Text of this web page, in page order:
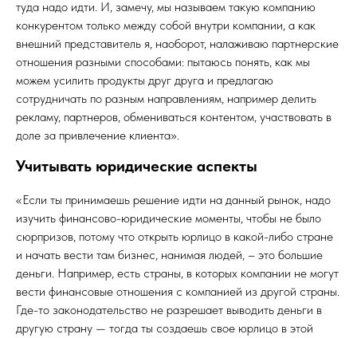
туда надо идти. И, замечу, мы называем такую компанию
конкурентом только между собой внутри компании, а как
внешний представитель я, наоборот, налаживаю партнерские
отношения разными способами: пытаюсь понять, как мы
можем усилить продукты друг друга и предлагаю
сотрудничать по разным направлениям, например делить
рекламу, партнеров, обмениваться контентом, участвовать в
доле за привлечение клиента».
Учитывать юридические аспекты
«Если ты принимаешь решение идти на данный рынок, надо
изучить финансово-юридические моменты, чтобы не было
сюрпризов, потому что открыть юрлицо в какой-либо стране
и начать вести там бизнес, нанимая людей, – это большие
деньги. Например, есть страны, в которых компании не могут
вести финансовые отношения с компанией из другой страны.
Где-то законодательство не разрешает выводить деньги в
другую страну — тогда ты создаешь свое юрлицо в этой